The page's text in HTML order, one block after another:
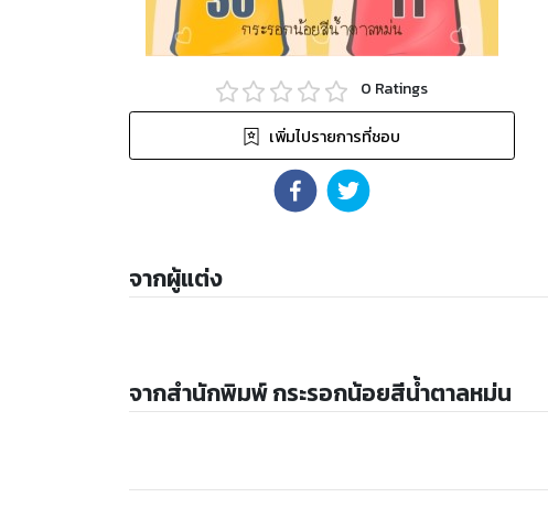
0 Ratings
เพิ่มไปรายการที่ชอบ
จากผู้แต่ง
จากสำนักพิมพ์ กระรอกน้อยสีน้ำตาลหม่น